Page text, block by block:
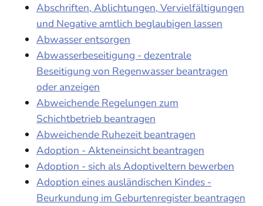
Abschriften, Ablichtungen, Vervielfältigungen
und Negative amtlich beglaubigen lassen
Abwasser entsorgen
Abwasserbeseitigung - dezentrale
Beseitigung von Regenwasser beantragen
oder anzeigen
Abweichende Regelungen zum
Schichtbetrieb beantragen
Abweichende Ruhezeit beantragen
Adoption - Akteneinsicht beantragen
Adoption - sich als Adoptiveltern bewerben
Adoption eines ausländischen Kindes -
Beurkundung im Geburtenregister beantragen